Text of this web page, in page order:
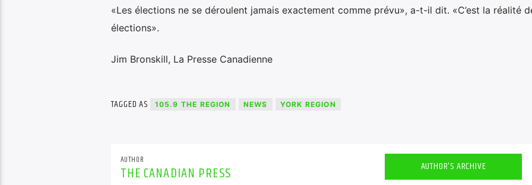
«Les élections ne se déroulent jamais exactement comme prévu», a-t-il dit. «C’est la réalité
élections».
Jim Bronskill, La Presse Canadienne
TAGGED AS 105.9 THE REGION NEWS YORK REGION
AUTHOR
THE CANADIAN PRESS AUTHOR'S ARCHIVE